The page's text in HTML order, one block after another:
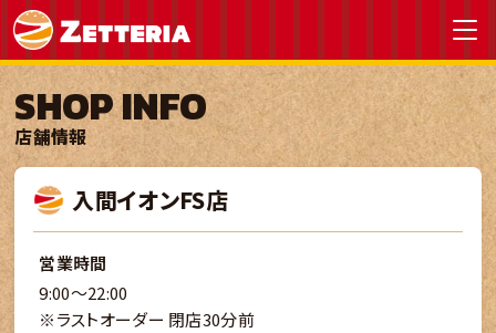
SHOP INFO
店舗情報
入間イオンFS店
営業時間
9:00～22:00
※ラストオーダー 閉店30分前